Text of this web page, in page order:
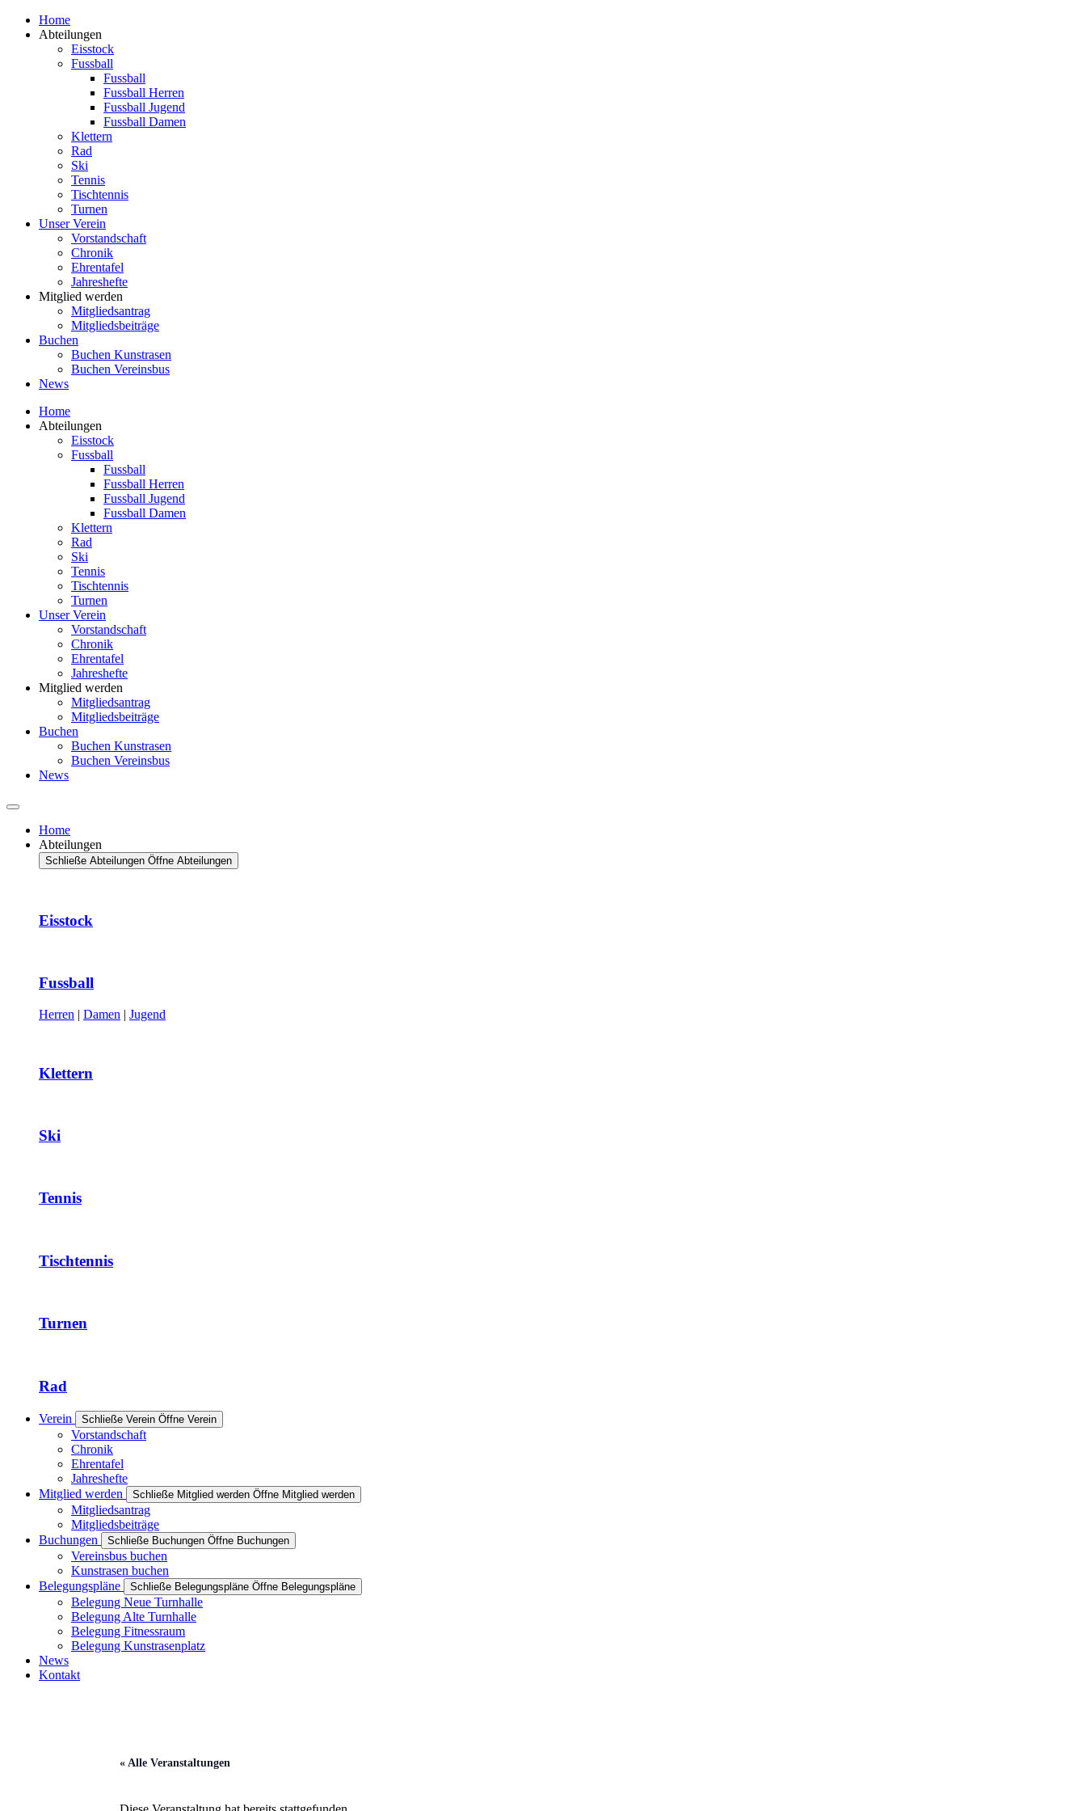
Zum
Inhalt
Home
Abteilungen
Eisstock
Fussball
Fussball
Fussball Herren
Fussball Jugend
Fussball Damen
Klettern
Rad
Ski
Tennis
Tischtennis
Turnen
Unser Verein
Vorstandschaft
Chronik
Ehrentafel
Jahreshefte
Mitglied werden
Mitgliedsantrag
Mitgliedsbeiträge
Buchen
Buchen Kunstrasen
Buchen Vereinsbus
News
Home
Abteilungen
Eisstock
Fussball
Fussball
Fussball Herren
Fussball Jugend
Fussball Damen
Klettern
Rad
Ski
Tennis
Tischtennis
Turnen
Unser Verein
Vorstandschaft
Chronik
Ehrentafel
Jahreshefte
Mitglied werden
Mitgliedsantrag
Mitgliedsbeiträge
Buchen
Buchen Kunstrasen
Buchen Vereinsbus
News
Home
Abteilungen
Schließe Abteilungen Öffne Abteilungen
Eisstock
Fussball
Herren | Damen | Jugend
Klettern
Ski
Tennis
Tischtennis
Turnen
Rad
Verein Schließe Verein Öffne Verein
Vorstandschaft
Chronik
Ehrentafel
Jahreshefte
Mitglied werden
Schließe Mitglied werden Öffne Mitglied werden
Mitgliedsantrag
Mitgliedsbeiträge
Buchungen
Schließe Buchungen Öffne Buchungen
Vereinsbus buchen
Kunstrasen buchen
Belegungspläne
Schließe Belegungspläne Öffne Belegungspläne
Belegung Neue Turnhalle
Belegung Alte Turnhalle
Belegung Fitnessraum
Belegung Kunstrasenplatz
News
Kontakt
« Alle Veranstaltungen